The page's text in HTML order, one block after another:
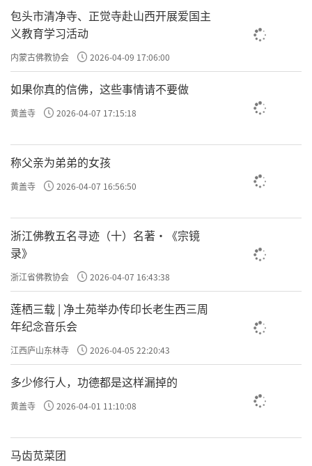
包头市清净寺、正觉寺赴山西开展爱国主
义教育学习活动
内蒙古佛教协会 2026-04-09 17:06:00
如果你真的信佛，这些事情请不要做
黄盖寺 2026-04-07 17:15:18
称父亲为弟弟的女孩
黄盖寺 2026-04-07 16:56:50
浙江佛教五名寻迹（十）名著·《宗镜
录》
浙江省佛教协会 2026-04-07 16:43:38
莲栖三载 | 净土苑举办传印长老生西三周
年纪念音乐会
江西庐山东林寺 2026-04-05 22:20:43
多少修行人，功德都是这样漏掉的
黄盖寺 2026-04-01 11:10:08
马齿苋菜团